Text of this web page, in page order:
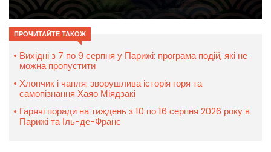
ПРОЧИТАЙТЕ ТАКОЖ
Вихідні з 7 по 9 серпня у Парижі: програма подій, які не
можна пропустити
Хлопчик і чапля: зворушлива історія горя та
самопізнання Хаяо Міядзакі
Гарячі поради на тиждень з 10 по 16 серпня 2026 року в
Парижі та Іль-де-Франс